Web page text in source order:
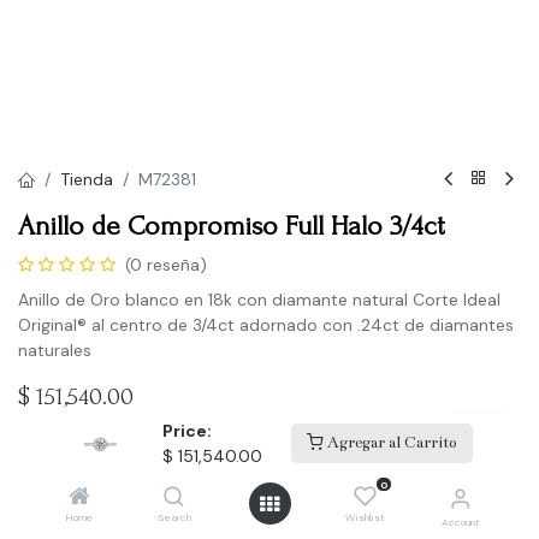
Price:
$ 151,540.00
Agregar al Carrito
Home Search
0
Wishlist Account
Tienda M72381
Anillo de Compromiso Full Halo 3/4ct
(0 reseña)
Anillo de Oro blanco en 18k con diamante natural Corte Ideal
Original® al centro de 3/4ct adornado con .24ct de diamantes
naturales
$ 151,540.00
Agregar a la lista de deseos